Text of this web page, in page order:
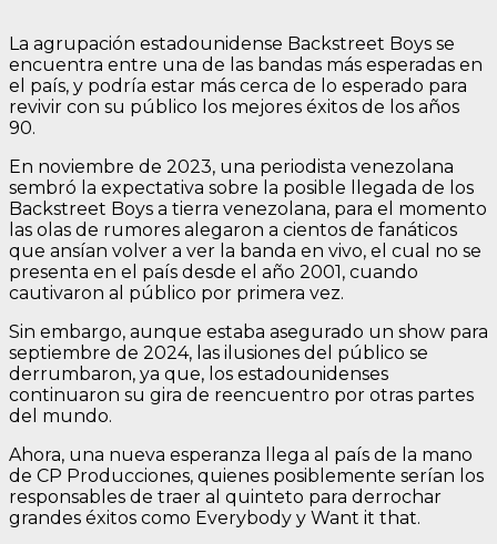
La agrupación estadounidense Backstreet Boys se
encuentra entre una de las bandas más esperadas en
el país, y podría estar más cerca de lo esperado para
revivir con su público los mejores éxitos de los años
90.
En noviembre de 2023, una periodista venezolana
sembró la expectativa sobre la posible llegada de los
Backstreet Boys a tierra venezolana, para el momento
las olas de rumores alegaron a cientos de fanáticos
que ansían volver a ver la banda en vivo, el cual no se
presenta en el país desde el año 2001, cuando
cautivaron al público por primera vez.
Sin embargo, aunque estaba asegurado un show para
septiembre de 2024, las ilusiones del público se
derrumbaron, ya que, los estadounidenses
continuaron su gira de reencuentro por otras partes
del mundo.
Ahora, una nueva esperanza llega al país de la mano
de CP Producciones, quienes posiblemente serían los
responsables de traer al quinteto para derrochar
grandes éxitos como Everybody y Want it that.